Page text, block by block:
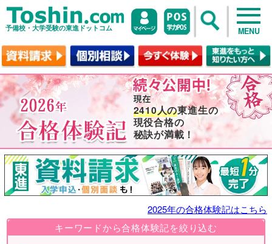
予備校・大学受験の東進ドットコム MENU
2410人の東進生の
現役合格の
秘訣が満載！
2025年の合格体験記はこちら
キーワードから合格体験記を絞り込む